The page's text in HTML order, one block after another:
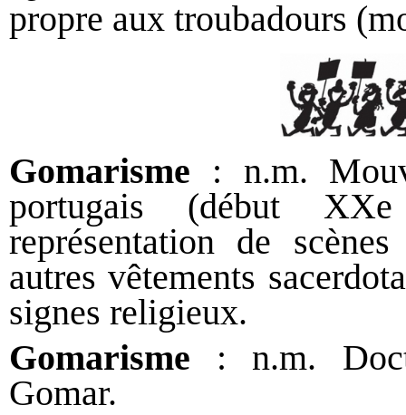
propre aux troubadours
Gomarisme : n.m.
portugais (début
représentation de
autres vêtements
signes religieux.
Gomarisme : n.m.
Gomar.